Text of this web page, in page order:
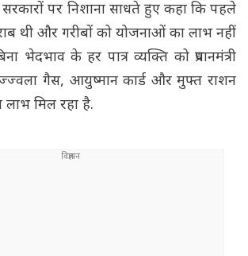
सरकारों पर निशाना साधते हुए कहा कि पहले
थी और गरीबों को योजनाओं का लाभ नहीं
भेदभाव के हर पात्र व्यक्ति को प्रधानमंत्री
गैस, आयुष्मान कार्ड और मुफ्त राशन
मिल रहा है.